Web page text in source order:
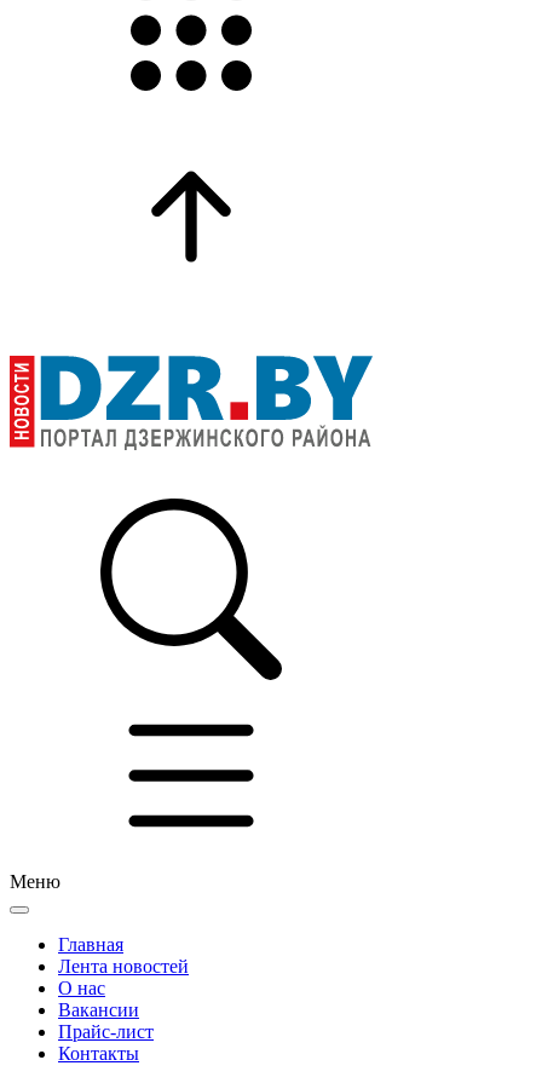
Меню
Главная
Лента новостей
О нас
Вакансии
Прайс-лист
Контакты